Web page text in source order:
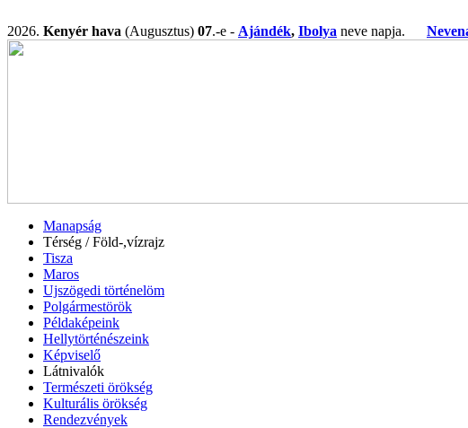
2026. Kenyér hava (Augusztus) 07.-e - Ajándék, Ibolya neve napja.
Manapság
Térség / Föld-,vízrajz
Tisza
Maros
Ujszögedi történelöm
Polgármestörök
Példaképeink
Hellytörténészeink
Képviselő
Látnivalók
Természeti örökség
Kulturális örökség
Rendezvények